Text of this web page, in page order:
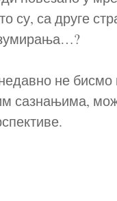
су, са друге
не
сазнањима,